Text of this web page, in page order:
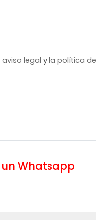
aviso legal y la política de
un Whatsapp